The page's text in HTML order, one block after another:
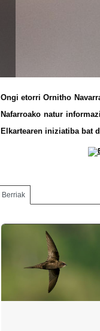
Ongi etorri Ornitho
Nafarroako natur
Elkartearen iniziatiba bat
Berriak